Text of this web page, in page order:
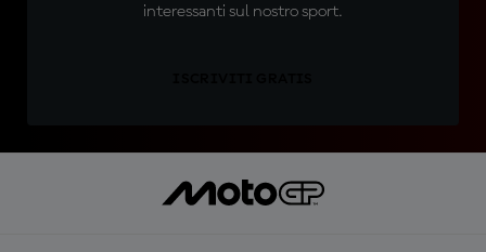
interessanti sul nostro sport.